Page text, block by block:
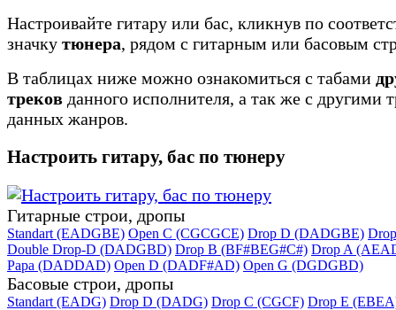
Настроивайте гитару или бас, кликнув по
значку тюнера, рядом с гитарным или басовым
В таблицах ниже можно ознакомиться с табами
треков данного исполнителя, а так же с другими
данных жанров.
Настроить гитару, бас по тюнеру
Гитарные строи, дропы
Standart (EADGBE) Open C (CGCGCE) Drop D (DADGBE)
Double Drop-D (DADGBD) Drop B (BF#BEG#C#) Drop A
Papa (DADDAD) Open D (DADF#AD) Open G (DGDGBD)
Басовые строи, дропы
Standart (EADG) Drop D (DADG) Drop C (CGCF) Drop E